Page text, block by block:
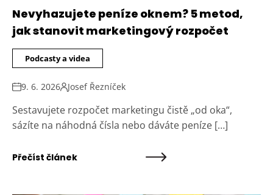
Nevyhazujete peníze oknem? 5 metod,
jak stanovit marketingový rozpočet
Podcasty a videa
9. 6. 2026 Josef Řezníček
Sestavujete rozpočet marketingu čistě „od oka“,
sázíte na náhodná čísla nebo dáváte peníze […]
Přečíst článek